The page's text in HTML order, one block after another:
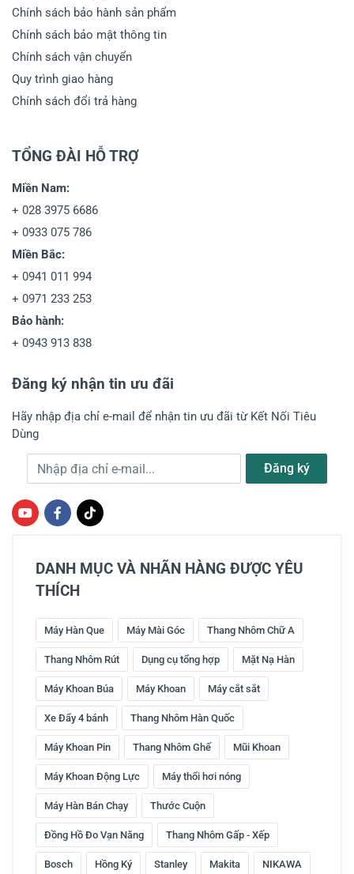
Chính sách bảo hành sản phẩm
Chính sách bảo mật thông tin
Chính sách vận chuyển
Quy trình giao hàng
Chính sách đổi trả hàng
TỔNG ĐÀI HỖ TRỢ
Miền Nam:
+ 028 3975 6686
+ 0933 075 786
Miền Bắc:
+ 0941 011 994
+ 0971 233 253
Bảo hành:
+ 0943 913 838
Đăng ký nhận tin ưu đãi
Hãy nhập địa chỉ e-mail để nhận tin ưu đãi từ Kết Nối Tiêu
Dùng
Địa chỉ e-mail Đăng ký
DANH MỤC VÀ NHÃN HÀNG ĐƯỢC YÊU
THÍCH
Máy Hàn Que Máy Mài Góc Thang Nhôm Chữ A
Thang Nhôm Rút Dụng cụ tổng hợp Mặt Nạ Hàn
Máy Khoan Búa Máy Khoan Máy cắt sắt
Xe Đẩy 4 bánh Thang Nhôm Hàn Quốc
Máy Khoan Pin Thang Nhôm Ghế Mũi Khoan
Máy Khoan Động Lực Máy thổi hơi nóng
Máy Hàn Bán Chạy Thước Cuộn
Đồng Hồ Đo Vạn Năng Thang Nhôm Gấp - Xếp
Bosch Hồng Ký Stanley Makita NIKAWA